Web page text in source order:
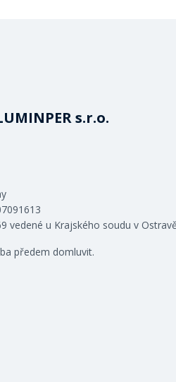
s.r.o.
vedené u Krajského soudu v
předem domluvit.